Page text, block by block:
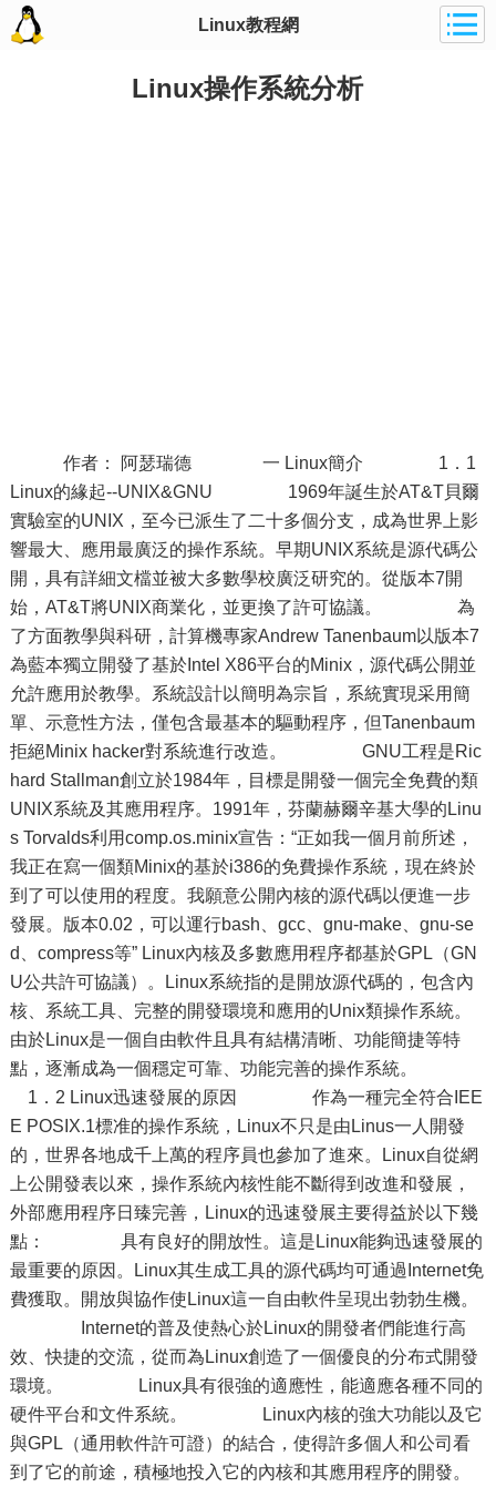
Linux教程網
Linux操作系統分析
作者： 阿瑟瑞德 一 Linux簡介 1．1
Linux的緣起--UNIX&GNU 1969年誕生於AT&T貝爾
實驗室的UNIX，至今已派生了二十多個分支，成為世界上影
響最大、應用最廣泛的操作系統。早期UNIX系統是源代碼公
開，具有詳細文檔並被大多數學校廣泛研究的。從版本7開
始，AT&T將UNIX商業化，並更換了許可協議。 為
了方面教學與科研，計算機專家Andrew Tanenbaum以版本7
為藍本獨立開發了基於Intel X86平台的Minix，源代碼公開並
允許應用於教學。系統設計以簡明為宗旨，系統實現采用簡
單、示意性方法，僅包含最基本的驅動程序，但Tanenbaum
拒絕Minix hacker對系統進行改造。 GNU工程是Ric
hard Stallman創立於1984年，目標是開發一個完全免費的類
UNIX系統及其應用程序。1991年，芬蘭赫爾辛基大學的Linu
s Torvalds利用comp.os.minix宣告：“正如我一個月前所述，
我正在寫一個類Minix的基於i386的免費操作系統，現在終於
到了可以使用的程度。我願意公開內核的源代碼以便進一步
發展。版本0.02，可以運行bash、gcc、gnu-make、gnu-se
d、compress等” Linux內核及多數應用程序都基於GPL（GN
U公共許可協議）。Linux系統指的是開放源代碼的，包含內
核、系統工具、完整的開發環境和應用的Unix類操作系統。
由於Linux是一個自由軟件且具有結構清晰、功能簡捷等特
點，逐漸成為一個穩定可靠、功能完善的操作系統。
1．2 Linux迅速發展的原因 作為一種完全符合IEE
E POSIX.1標准的操作系統，Linux不只是由Linus一人開發
的，世界各地成千上萬的程序員也參加了進來。Linux自從網
上公開發表以來，操作系統內核性能不斷得到改進和發展，
外部應用程序日臻完善，Linux的迅速發展主要得益於以下幾
點： 具有良好的開放性。這是Linux能夠迅速發展的
最重要的原因。Linux其生成工具的源代碼均可通過Internet免
費獲取。開放與協作使Linux這一自由軟件呈現出勃勃生機。
Internet的普及使熱心於Linux的開發者們能進行高
效、快捷的交流，從而為Linux創造了一個優良的分布式開發
環境。 Linux具有很強的適應性，能適應各種不同的
硬件平台和文件系統。 Linux內核的強大功能以及它
與GPL（通用軟件許可證）的結合，使得許多個人和公司看
到了它的前途，積極地投入它的內核和其應用程序的開發。